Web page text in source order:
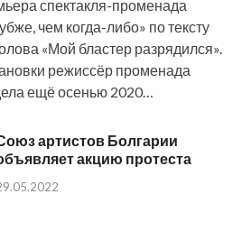
спектакля-променада
чем когда-либо» по тексту
«Мой бластер разрядился».
режиссёр променада
ещё осенью 2020…
артистов Болгарии
акцию протеста